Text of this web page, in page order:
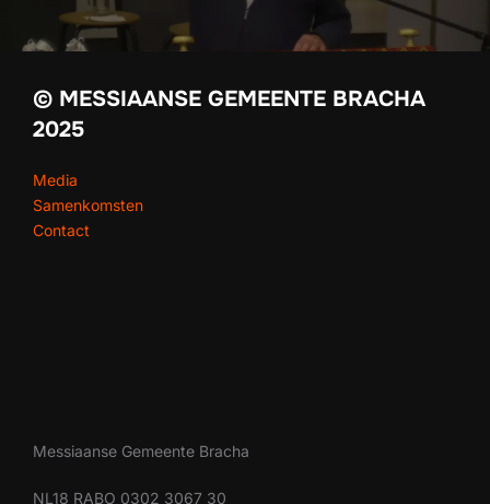
© MESSIAANSE GEMEENTE BRACHA
2025
Media
Samenkomsten
Contact
Messiaanse Gemeente Bracha
NL18 RABO 0302 3067 30